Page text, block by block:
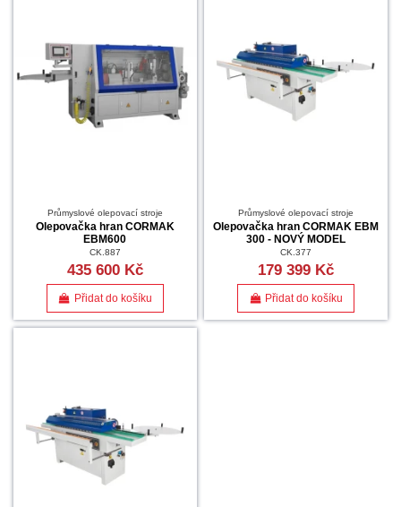
Průmyslové olepovací stroje
Olepovačka hran CORMAK
EBM600
CK.887
435 600 Kč
Přidat do košíku
Průmyslové olepovací stroje
Olepovačka hran CORMAK EBM
300 - NOVÝ MODEL
CK.377
179 399 Kč
Přidat do košíku